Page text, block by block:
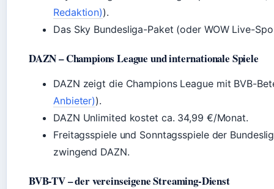
Redaktion)).
Das Sky Bundesliga-Paket (oder WOW Live-
DAZN – Champions League und internationale Spiele
DAZN zeigt die Champions League mit BVB-
Anbieter)).
DAZN Unlimited kostet ca. 34,99 €/Monat.
Freitagsspiele und Sonntagsspiele der
zwingend DAZN.
BVB-TV – der vereinseigene Streaming-Dienst